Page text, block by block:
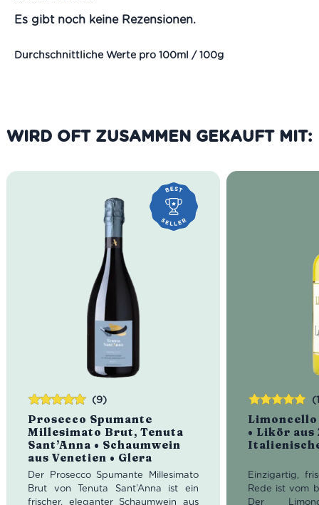
Es gibt noch keine Rezensionen.
Durchschnittliche Werte pro 100ml / 100g
WIRD OFT ZUSAMMEN GEKAUFT MIT:
Prosecco Spumante
Millesimato Brut, Tenuta
Sant’Anna • Schaumwein
aus Venetien • Glera
(9)
Der Prosecco Spumante Millesimato
Brut von Tenuta Sant’Anna ist ein
frischer, eleganter Schaumwein aus
Bewertet
mit5.00von
5
• Likör
Einzigartig,
Rede ist vom
Der
Bewertet
mit5.00 von
5